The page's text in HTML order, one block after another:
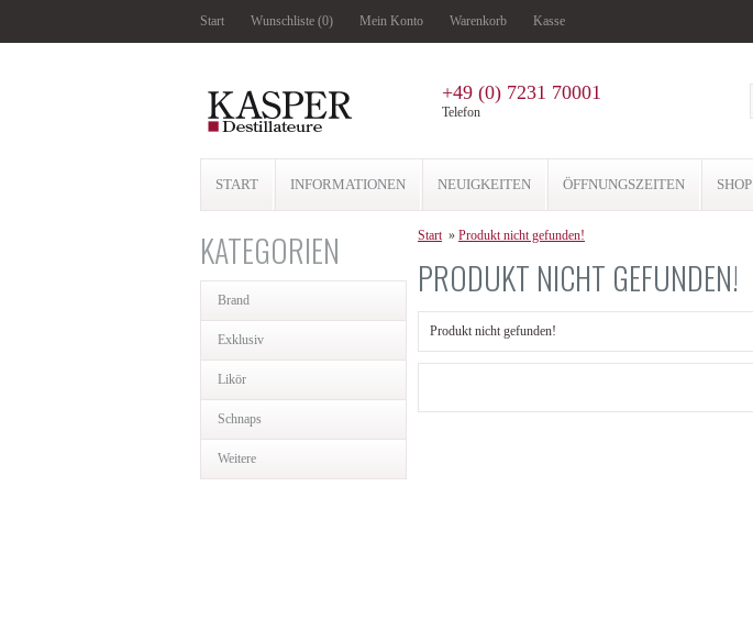
Start Wunschliste (0) Mein Konto Warenkorb Kasse
+49 (0) 7231 70001
Telefon
START INFORMATIONEN NEUIGKEITEN ÖFFNUNGSZEITEN SHOP
KATEGORIEN
Brand
Exklusiv
Likör
Schnaps
Weitere
Start» Produkt nicht gefunden!
PRODUKT NICHT GEFUNDEN!
Produkt nicht gefunden!